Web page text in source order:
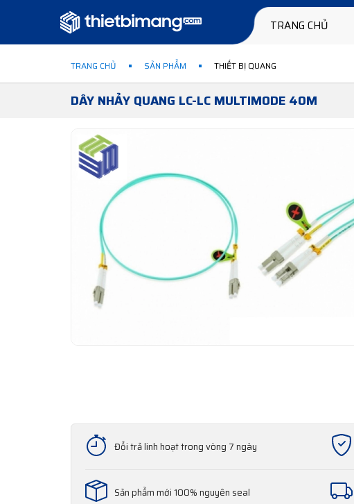
TRANG CHỦ
TRANG CHỦ SẢN PHẨM THIẾT BỊ QUANG
DÂY NHẢY QUANG LC-LC MULTIMODE 40M
Đổi trả linh hoạt trong vòng 7 ngày
Sản phẩm mới 100% nguyên seal